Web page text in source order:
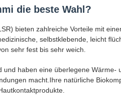
die beste Wahl?
bieten zahlreiche Vorteile mit
selbstklebende, leicht
sehr fest bis sehr weich.
haben eine überlegene Wärme-
macht.Ihre natürliche